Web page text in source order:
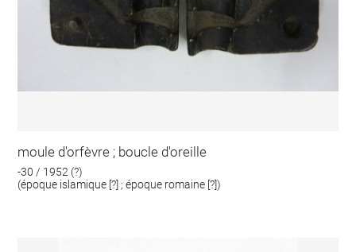
moule d'orfèvre ; boucle d'oreille
-30 / 1952 (?)
(époque islamique [?] ; époque romaine [?])